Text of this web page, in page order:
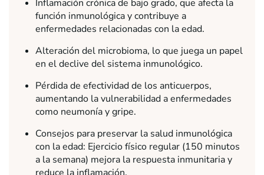
Inflamación crónica de bajo grado, que afecta la
función inmunológica y contribuye a
enfermedades relacionadas con la edad.
Alteración del microbioma, lo que juega un papel
en el declive del sistema inmunológico.
Pérdida de efectividad de los anticuerpos,
aumentando la vulnerabilidad a enfermedades
como neumonía y gripe.
Consejos para preservar la salud inmunológica
con la edad: Ejercicio físico regular (150 minutos
a la semana) mejora la respuesta inmunitaria y